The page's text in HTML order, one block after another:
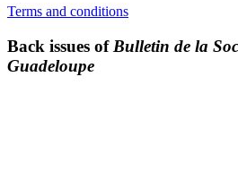
Terms and conditions
Back issues of Bulletin de la
Guadeloupe